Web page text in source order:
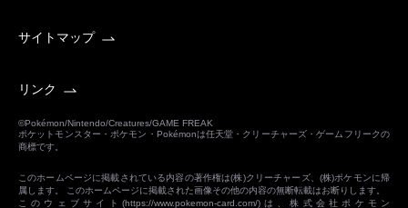
サイトマップ
リンク
©Pokémon/Nintendo/Creatures/GAME FREAK
ポケットモンスター・ポケモン・Pokémonは任天堂・クリーチャーズ・ゲームフリークの
商標です。
このホームページに掲載されている内容の著作権は(株)クリーチャーズ、(株)ポケモンに帰
属します。 このホームページに掲載された画像その他の内容の無断転載はお断りします。
このウェブサイト(https://www.pokemon-card.com/)は、株式会社ポケモン